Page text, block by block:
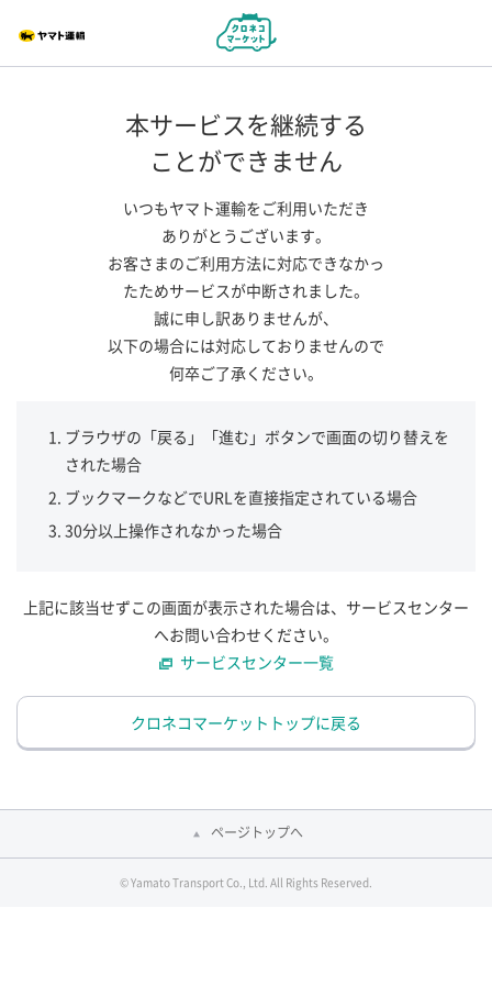
本サービスを継続する
ことができません
いつもヤマト運輸をご利用いただき
ありがとうございます。
お客さまのご利用方法に対応できなかっ
たためサービスが中断されました。
誠に申し訳ありませんが、
以下の場合には対応しておりませんので
何卒ご了承ください。
ブラウザの「戻る」「進む」ボタンで画面の切り替えを
された場合
ブックマークなどでURLを直接指定されている場合
30分以上操作されなかった場合
上記に該当せずこの画面が表示された場合は、サービスセンター
へお問い合わせください。
サービスセンター一覧
クロネコマーケットトップに戻る
ページトップへ
© Yamato Transport Co., Ltd. All Rights Reserved.